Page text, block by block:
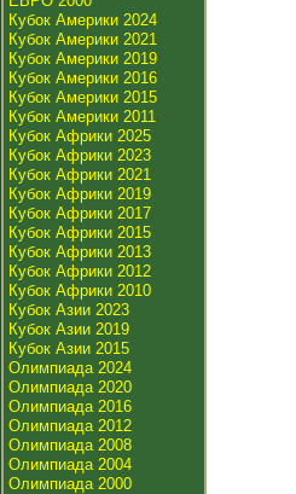
Кубок Америки 2024
Кубок Америки 2021
Кубок Америки 2019
Кубок Америки 2016
Кубок Америки 2015
Кубок Америки 2011
Кубок Африки 2025
Кубок Африки 2023
Кубок Африки 2021
Кубок Африки 2019
Кубок Африки 2017
Кубок Африки 2015
Кубок Африки 2013
Кубок Африки 2012
Кубок Африки 2010
Кубок Азии 2023
Кубок Азии 2019
Кубок Азии 2015
Олимпиада 2024
Олимпиада 2020
Олимпиада 2016
Олимпиада 2012
Олимпиада 2008
Олимпиада 2004
Олимпиада 2000